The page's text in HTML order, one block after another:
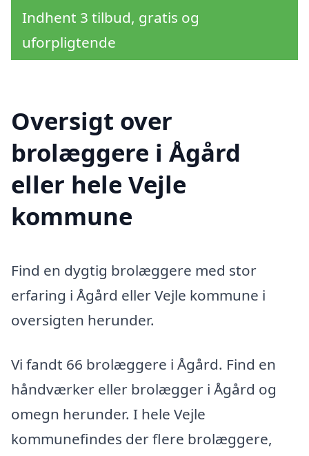
Indhent 3 tilbud, gratis og
uforpligtende
Oversigt over
brolæggere i Ågård
eller hele Vejle
kommune
Find en dygtig brolæggere med stor
erfaring i Ågård eller Vejle kommune i
oversigten herunder.
Vi fandt 66 brolæggere i Ågård. Find en
håndværker eller brolægger i Ågård og
omegn herunder. I hele Vejle
kommunefindes der flere brolæggere,